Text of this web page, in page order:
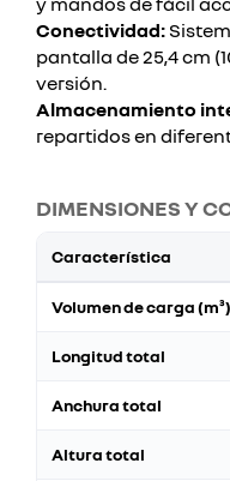
Conectividad:
pantalla de 25,4 cm
versión.
Almacenamiento
repartidos en
DIMENSIONES Y
Característica
Volumen de carga (m³)
Longitud total
Anchura total
Altura total